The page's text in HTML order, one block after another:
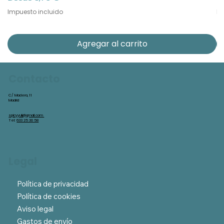
Impuesto incluido
Agregar al carrito
Política de privacidad
Política de cookies
Aviso legal
Gastos de envío
C/ Madera, 11
Madrid
spicyyuli@gmail.com
Tel:633 25 30 58